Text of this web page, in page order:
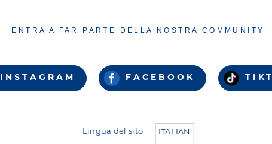
ENTRA A FAR PARTE DELLA NOSTRA COMMUNITY
INSTAGRAM FACEBOOK
Lingua del sito ITALIAN